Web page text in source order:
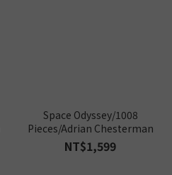
Space Odyssey/1008
Pieces/Adrian Chesterman
NT$1,599